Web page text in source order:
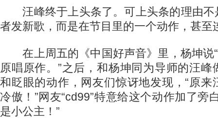
汪峰终于上头条了。可上头条的理由不
者发新歌，而是在节目里的一个动作，甚至
在上周五的《中国好声音》里，杨坤说
原唱原作。”之后，和杨坤同为导师的汪
和眨眼的动作，网友们惊讶地发现，“原来
冷傲！”网友“cd99”特意给这个动作加了旁
是小公主！”